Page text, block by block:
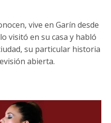
vive en Garín desde
visitó en su casa y habló
su particular historia
abierta.